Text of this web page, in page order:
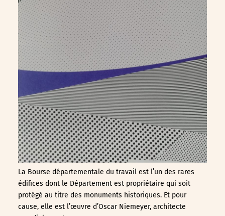
La Bourse départementale du travail est l’un des rares
édifices dont le Département est propriétaire qui soit
protégé au titre des monuments historiques. Et pour
cause, elle est l’œuvre d’Oscar Niemeyer, architecte